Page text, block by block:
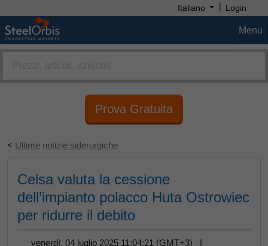
Italiano | Login
Menu
Prova Gratuita
< Ultime notizie siderurgiche
Celsa valuta la cessione
dell’impianto polacco Huta Ostrowiec
per ridurre il debito
venerdì, 04 luglio 2025 11:04:21 (GMT+3) |